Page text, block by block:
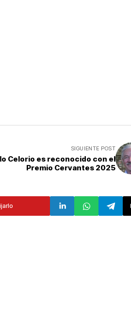
SIGUIENTE POST
Celorio es reconocido con el
Premio Cervantes 2025